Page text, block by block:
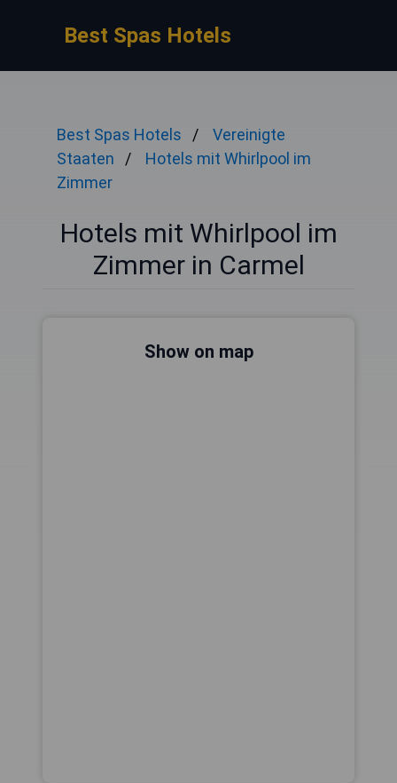
Best Spas Hotels
Best Spas Hotels
Vereinigte
Staaten
Hotels mit Whirlpool im
Zimmer
Hotels mit Whirlpool im
Zimmer in Carmel
Show on map